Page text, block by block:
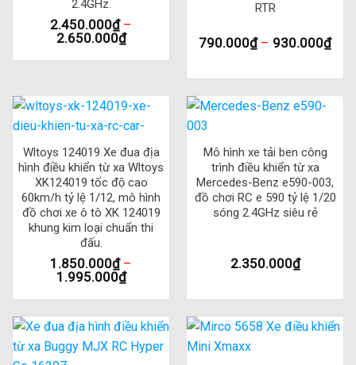
2.4GHz.
2.450.000₫–
2.650.000₫
RTR
790.000₫– 930.000₫
Wltoys 124019 Xe đua địa
hình điều khiển từ xa Wltoys
XK124019 tốc độ cao
60km/h tỷ lệ 1/12, mô hình
đồ chơi xe ô tô XK 124019
khung kim loại chuẩn thi
đấu.
1.850.000₫–
1.995.000₫
Mô hình xe tải ben công
trình điều khiển từ xa
Mercedes-Benz e590-003,
đồ chơi RC e 590 tỷ lệ 1/20
sóng 2.4GHz siêu rẻ
2.350.000₫